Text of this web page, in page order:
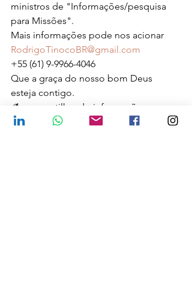
ministros de "Informações/pesquisa
para Missões".
Mais informações pode nos acionar
RodrigoTinocoBR@gmail.com
+55 (61) 9-9966-4046
Que a graça do nosso bom Deus
esteja contigo.
✍️compartilhando informações:
Aliança Pró-Tradução da Bíblia